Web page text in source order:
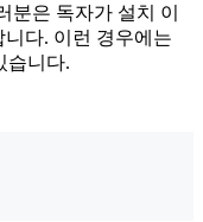
분은 독자가 설치 이
니다. 이런 경우에는
습니다.